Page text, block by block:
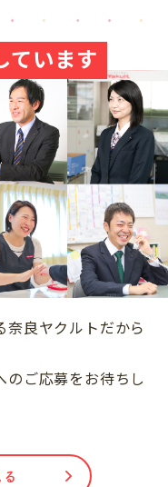
ています
奈良ヤクルトだから
のご応募をお待ちし